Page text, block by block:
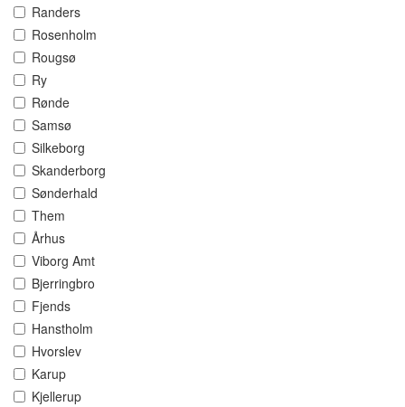
Randers
Rosenholm
Rougsø
Ry
Rønde
Samsø
Silkeborg
Skanderborg
Sønderhald
Them
Århus
Viborg Amt
Bjerringbro
Fjends
Hanstholm
Hvorslev
Karup
Kjellerup